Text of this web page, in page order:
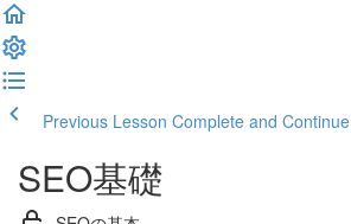
Previous Lesson Complete and Continue
SEO基礎